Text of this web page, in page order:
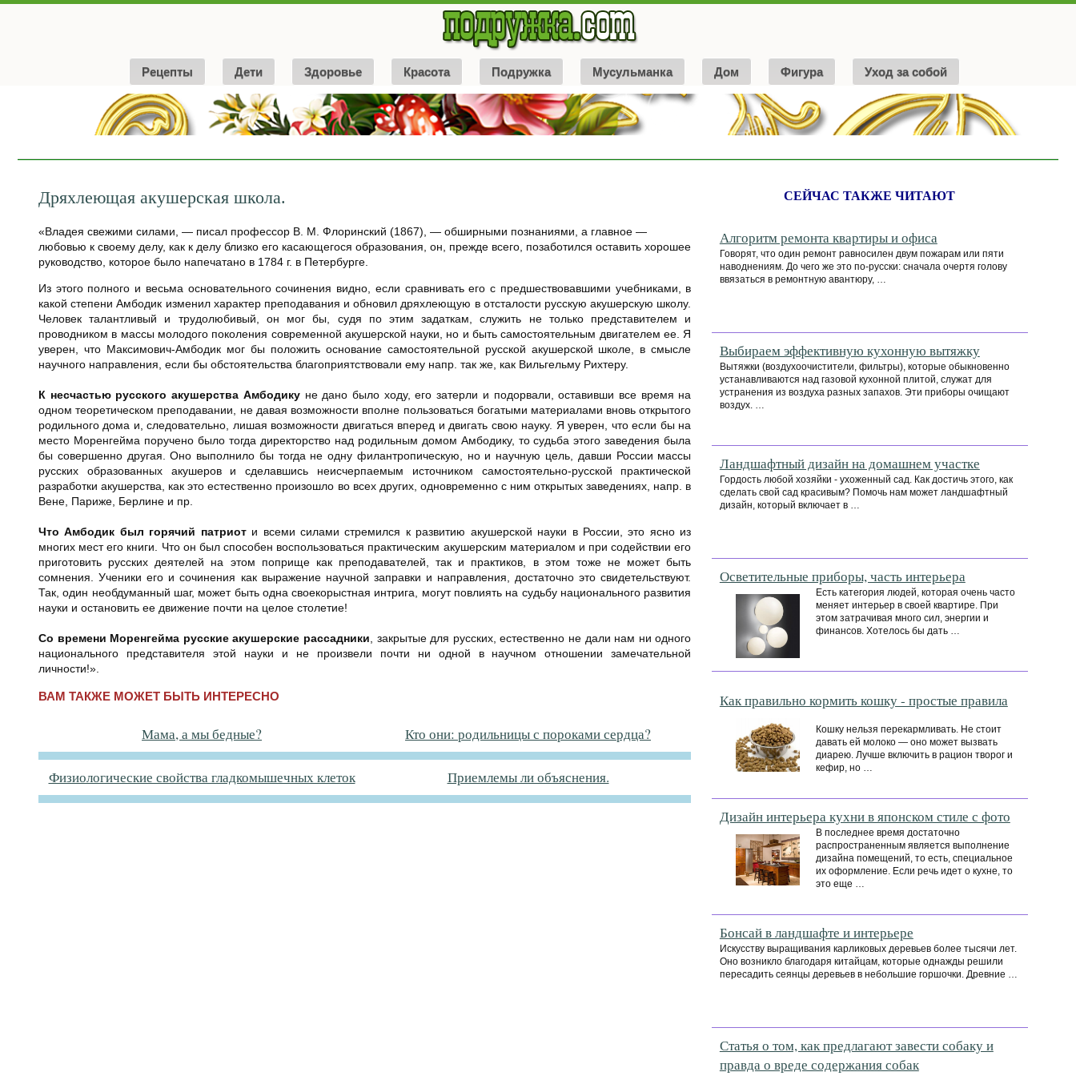
Рецепты Дети Здоровье Красота Подружка Мусульманка Дом Фигура Уход за собой
Дряхлеющая акушерская школа.
«Владея свежими силами, — писал профессор В. М. Флоринский (1867), — обширными познаниями, а главное —
любовью к своему делу, как к делу близко его касающегося образования, он, прежде всего, позаботился оставить хорошее
руководство, которое было напечатано в 1784 г. в Петербурге.
Из этого полного и весьма основательного сочинения видно, если сравнивать его с предшествовавшими учебниками, в
какой степени Амбодик изменил характер преподавания и обновил дряхлеющую в отсталости русскую акушерскую школу.
Человек талантливый и трудолюбивый, он мог бы, судя по этим задаткам, служить не только представителем и
проводником в массы молодого поколения современной акушерской науки, но и быть самостоятельным двигателем ее. Я
уверен, что Максимович-Амбодик мог бы положить основание самостоятельной русской акушерской школе, в смысле
научного направления, если бы обстоятельства благоприятствовали ему напр. так же, как Вильгельму Рихтеру.
К несчастью русского акушерства Амбодикуне дано было ходу, его затерли и подорвали, оставивши все время на
одном теоретическом преподавании, не давая возможности вполне пользоваться богатыми материалами вновь открытого
родильного дома и, следовательно, лишая возможности двигаться вперед и двигать свою науку. Я уверен, что если бы на
место Моренгейма поручено было тогда директорство над родильным домом Амбодику, то судьба этого заведения была
бы совершенно другая. Оно выполнило бы тогда не одну филантропическую, но и научную цель, давши России массы
русских образованных акушеров и сделавшись неисчерпаемым источником самостоятельно-русской практической
разработки акушерства, как это естественно произошло во всех других, одновременно с ним открытых заведениях, напр. в
Вене, Париже, Берлине и пр.
Что Амбодик был горячий патриоти всеми силами стремился к развитию акушерской науки в России, это ясно из
многих мест его книги. Что он был способен воспользоваться практическим акушерским материалом и при содействии его
приготовить русских деятелей на этом поприще как преподавателей, так и практиков, в этом тоже не может быть
сомнения. Ученики его и сочинения как выражение научной заправки и направления, достаточно это свидетельствуют.
Так, один необдуманный шаг, может быть одна своекорыстная интрига, могут повлиять на судьбу национального развития
науки и остановить ее движение почти на целое столетие!
Со времени Моренгейма русские акушерские рассадники, закрытые для русских, естественно не дали нам ни одного
национального представителя этой науки и не произвели почти ни одной в научном отношении замечательной
личности!».
ВАМ ТАКЖЕ МОЖЕТ БЫТЬ ИНТЕРЕСНО
Мама, а мы бедные? Кто они: родильницы с пороками сердца?
Физиологические свойства гладкомышечных клеток Приемлемы ли объяснения.
СЕЙЧАС ТАКЖЕ ЧИТАЮТ
Алгоритм ремонта квартиры и офиса
Говорят, что один ремонт равносилен двум пожарам или пяти
наводнениям. До чего же это по-русски: сначала очертя голову
ввязаться в ремонтную авантюру, …
Выбираем эффективную кухонную вытяжку
Вытяжки (воздухоочистители, фильтры), которые обыкновенно
устанавливаются над газовой кухонной плитой, служат для
устранения из воздуха разных запахов. Эти приборы очищают
воздух. …
Ландшафтный дизайн на домашнем участке
Гордость любой хозяйки - ухоженный сад. Как достичь этого, как
сделать свой сад красивым? Помочь нам может ландшафтный
дизайн, который включает в …
Осветительные приборы, часть интерьера
Есть категория людей, которая очень часто
меняет интерьер в своей квартире. При
этом затрачивая много сил, энергии и
финансов. Хотелось бы дать …
Как правильно кормить кошку - простые правила
Кошку нельзя перекармливать. Не стоит
давать ей молоко — оно может вызвать
диарею. Лучше включить в рацион творог и
кефир, но …
Дизайн интерьера кухни в японском стиле с фото
В последнее время достаточно
распространенным является выполнение
дизайна помещений, то есть, специальное
их оформление. Если речь идет о кухне, то
это еще …
Бонсай в ландшафте и интерьере
Искусству выращивания карликовых деревьев более тысячи лет.
Оно возникло благодаря китайцам, которые однажды решили
пересадить сеянцы деревьев в небольшие горшочки. Древние …
Статья о том, как предлагают завести собаку и
правда о вреде содержания собак